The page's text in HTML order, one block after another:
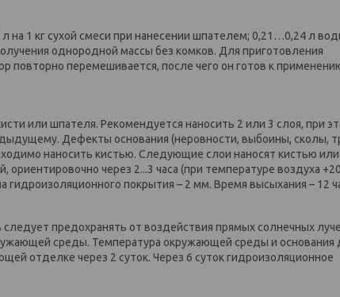
на 1 кг сухой смеси при нанесении шпателем; 0,21…0,24 л
однородной массы без комков. Для приготовления
повторно перемешивается, после чего он готов к
или шпателя. Рекомендуется наносить 2 или 3 слоя, при
Дефекты основания (неровности, выбоины, сколы,
наносить кистью. Следующие слои наносят кистью или
через 2...3 часа (при температуре воздуха
покрытия – 2 мм. Время высыхания – 12
предохранять от воздействия прямых солнечных
среды. Температура окружающей среды и основания
отделке через 2 суток. Через 6 суток гидроизоляционное